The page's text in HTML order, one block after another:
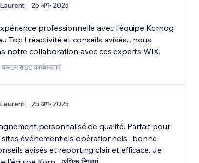
Laurent 25 अग॰ 2025
professionnelle avec l'équipe Kornog
Top ! réactivité et conseils avisés... nous
notre collaboration avec ces experts WIX.
साइट कार्यक्षमताएं
Laurent 25 अग॰ 2025
personnalisé de qualité. Parfait pour
sites événementiels opérationnels : bonne
avisés et reporting clair et efficace. Je